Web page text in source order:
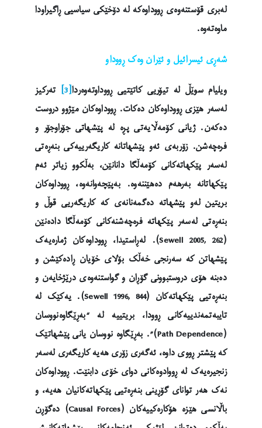
لەبری قۆستنەوەی ڕووداوەکە لە دۆخێکی سیاسیی ڕاگیراودا
ماوەتەوە.
شەڕی ئیسرائیل و ئێران وەک ڕووداو
ویلیام سوێڵ لە تیۆریی کاتێتیی ڕووداوتەوەردا[3]
تەرکیز
لەسەر هێزی ڕووداوەکان دەکات. ڕووداوەکان مێژوو دروست
دەکەن. ژیانی کۆمەڵایەتی پڕە لە پێشهاتی جۆراوجۆر و
فرەچەشن. زۆربەی ئەو پێشهاتانە کاریگەرییەکی بنەڕەتی
لەسەر پێکهاتەکانی کۆمەڵگا دانانێن، بەڵکوو زیاتر ئەم
پێکهاتانە بەرهەم دەهێننەوە. بەپێچەوانەوە، ڕووداوەکان
بریتین لەو پێشهاتە دەگمەنانەی کە کاریگەریی قوڵ و
بنەڕەتی لەسەر پێکهاتە فرەچەشنەکانی کۆمەڵگا دادەنێن
(Sewell 2005, 262). لەڕاستیدا، ڕووداوەکان ژمارەیەک
پێشهاتن کە سەرنجی خەڵک بۆلای خۆیان ڕادەکێشن و
دەبنە هۆی دروستبوونی گۆڕان و گواستنەوەی درێژخایەن و
بنەڕەتیی پێکهاتەکان (Sewell 1996, 844). یەکێک لە
تایبەتمەندییەکانی ڕوودا، بریتییە لە “بەڕێگاوەنووسان
(Path Dependence)”. بەڕێگاوە نووسان یانی پێشهاتێک
کە پێشتر ڕووی داوە، ئەگەری زۆری هەیە کاریگەری لەسەر
زنجیرەیەک لە ڕووادوەکانی دوای خۆی دابنێت. ڕووداوەکان
نەک هەر توانای گۆڕینی بنەڕەتیی پێکهاتەکانیان هەیە، و
باڵانسی هێزە هۆکارەکییەکان (Causal Forces) دەگۆڕن